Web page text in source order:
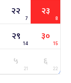
७ महिना बाँकी
७ महिना बाँकी
२२
7
२३
8
२९
14
३०
15
५
21
६
22